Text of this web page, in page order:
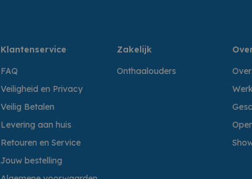
Klantenservice
FAQ
Veiligheid en Privacy
Veilig Betalen
Levering aan huis
Retouren en Service
Jouw bestelling
Zakelijk
Onthaalouders